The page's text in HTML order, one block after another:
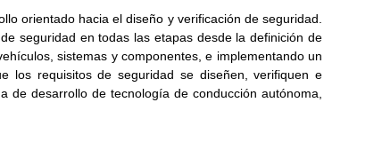
orientado hacia el diseño y verificación de seguridad.
seguridad en todas las etapas desde la definición de
sistemas y componentes, e implementando un
los requisitos de seguridad se diseñen, verifiquen e
de desarrollo de tecnología de conducción autónoma,